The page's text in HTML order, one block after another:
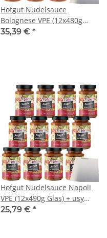
Hofgut Nudelsauce
Bolognese VPE (12x480g
Glas) + usy Block
35,39 € *
Hofgut Nudelsauce Napoli
VPE (12x490g Glas) + usy
Block
25,79 € *